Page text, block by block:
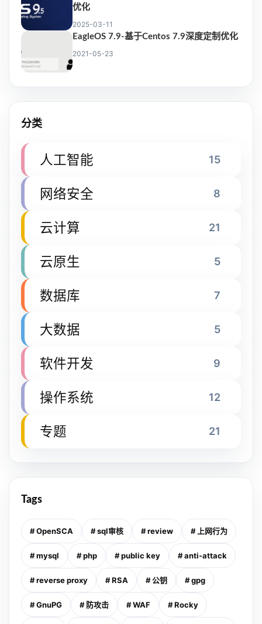
优化
2025-03-11
EagleOS 7.9-基于Centos 7.9深度定制优化
2021-05-23
分类
人工智能 15
网络安全 8
云计算 21
云原生 5
数据库 7
大数据 5
软件开发 9
操作系统 12
专题 21
Tags
# OpenSCA # sql审核 # review # 上网行为
# mysql # php # public key # anti-attack
# reverse proxy # RSA # 公钥 # gpg
# GnuPG # 防攻击 # WAF # Rocky